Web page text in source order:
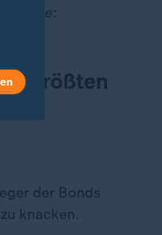
sagte:
größten
der Bonds
knacken.